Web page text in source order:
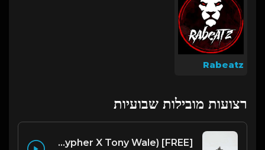
Rabeatz
רצועות מובילות שבועיות
[FREE] Melodic Trap Type Beat - After Hours - bmin 95 (Prod. Cypher X Tony Wale)